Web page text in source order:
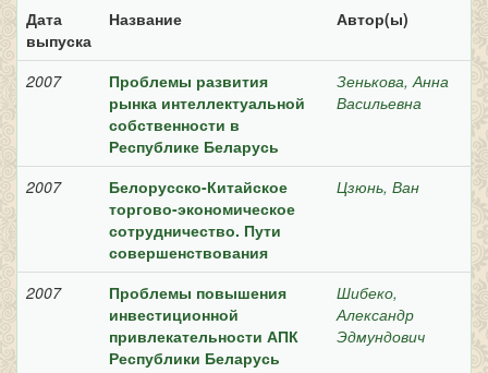
Дата
выпуска
Название Автор(ы)
2007
Проблемы развития
рынка интеллектуальной
собственности в
Республике Беларусь
Зенькова, Анна
Васильевна
2007
Белорусско-Китайское
торгово-экономическое
сотрудничество. Пути
совершенствования
Цзюнь, Ван
2007
Проблемы повышения
инвестиционной
привлекательности АПК
Республики Беларусь
Шибеко,
Александр
Эдмундович